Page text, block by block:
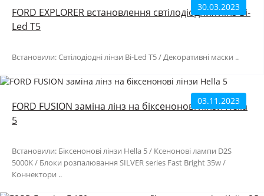
30.03.2023
FORD EXPLORER встановлення свтілодіодних лінз Bi-
Led T5
Встановили: Cвтілодіодні лінзи Bi-Led T5 / Декоративні маски ..
03.11.2023
FORD FUSION заміна лінз на біксенонові лінзи Hella
5
Встановили: Біксенонові лінзи Hella 5 / Ксенонові лампи D2S
5000K / Блоки розпалювання SILVER series Fast Bright 35w /
Коннектори ..